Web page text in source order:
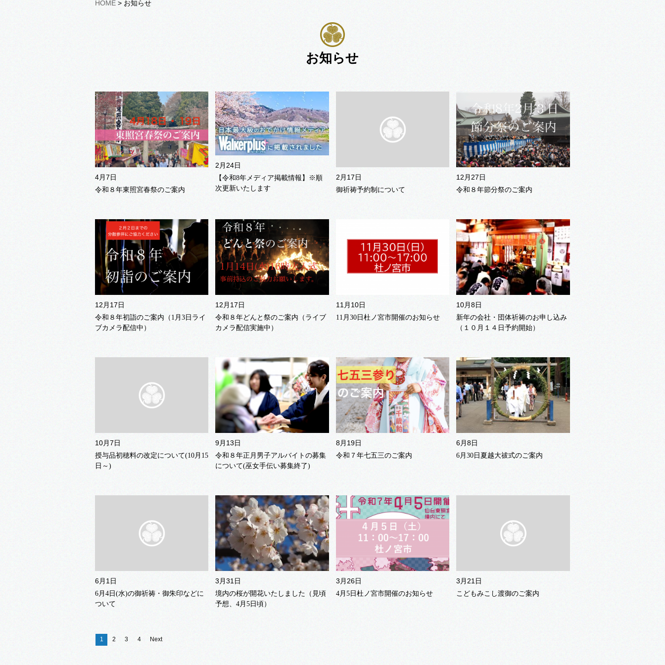
HOME> お知らせ
お知らせ
4月7日
令和８年東照宮春祭のご案内
2月24日
【令和8年メディア掲載情報】※順
次更新いたします
2月17日
御祈祷予約制について
12月27日
令和８年節分祭のご案内
12月17日
令和８年初詣のご案内（1月3日ライ
ブカメラ配信中）
12月17日
令和８年どんと祭のご案内（ライブ
カメラ配信実施中）
11月10日
11月30日杜ノ宮市開催のお知らせ
10月8日
新年の会社・団体祈祷のお申し込み
（１０月１４日予約開始）
10月7日
授与品初穂料の改定について(10月15
日～)
9月13日
令和８年正月男子アルバイトの募集
について(巫女手伝い募集終了)
8月19日
令和７年七五三のご案内
6月8日
6月30日夏越大祓式のご案内
6月1日
6月4日(水)の御祈祷・御朱印などに
ついて
3月31日
境内の桜が開花いたしました（見頃
予想、4月5日頃）
3月26日
4月5日杜ノ宮市開催のお知らせ
3月21日
こどもみこし渡御のご案内
1 2 3 4 Next